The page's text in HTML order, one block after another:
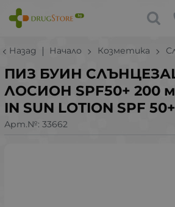
Назад Начало Козметика
ПИЗ БУИН
ЛОСИОН SPF50+ 200
IN SUN LOTION SPF
Арт.№: 33662